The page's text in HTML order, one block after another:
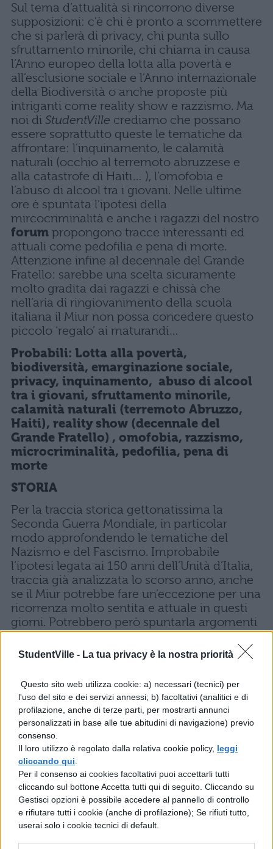
StudentVille - La tua privacy è la nostra priorità
Questo sito web utilizza cookie: a) necessari (tecnici) per
l'uso del sito e dei servizi annessi; b) facoltativi (analitici e di
profilazione, anche di terze parti, per mostrarti annunci
personalizzati in base alle tue abitudini di navigazione) previo
consenso.
Il loro utilizzo è regolato dalla relativa cookie policy, leggi
cliccando qui
Per il consenso ai cookies facoltativi puoi accettarli tutti
cliccando sul bottone Accetta tutti qui di seguito. Cliccando su
Gestisci opzioni è possibile accedere al pannello di controllo
e rifiutare tutti i cookie (anche di profilazione); Se rifiuti tutto,
userai solo i cookie tecnici di default.
Sul tema d’attualità si rincorrono diverse
supposizioni: c’è chi è pronto a scommettere
che si parlerà di privacy, chi punta sullo
sfruttamento minorile, chi chiama in causa
l’Anno europeo della lotta alla povertà e
all’esclusione sociale e l’Anno internazionale
della Biodiversità o anche proposte più
intriganti come reality show e razzismo. Ma
noi di StudentVille crediamo che possano
essere soprattutto queste le tematiche da
affrontare: l’inquinamento, le calamità
naturali (occhio al terremoto abruzzese e
alla catastrofe di Haiti… ), l’omofobia e
l’abuso di alcool tra i giovani. Nelle ultime
ore è spuntata l’ipotesi della
mircocriminalità e anche i ragazzi del nostro
forum propongono tracce interessanti ed
attuali come pedofilia e pena di morte.
Attenzione infine al decennale del Grande
Fratello: sarebbe una scelta sicuramente
molto gradita dai ragazzi e chissà che
nell’aria di ringiovanimento della scuola
italiana il Miur non possa concedere questo
piccolo ‘regalo’ ai maturandi…
Probabili: Lotta alla povertà,
biodiversità, emarginazione sociale,
privacy, inquinamento, abuso di alcool
tra i giovani, sfruttamento minorile,
calamità naturali (terremoto Abruzzo,
Haiti), reality show (decennale del
Grande Fratello) , omofobia, razzismo,
microcriminalità, pedofilia, pena di
morte
STORIA
Per la traccia storica gettonatissima la
Seconda Guerra Mondiale, in particolar
modo approfondendo le tematiche del
Nazismo e del Fascismo. Improbabile
l’ipotesi legata ai 150 anni dell’Unità d’Italia,
traccia già analizzata lo scorso anno, anche
se il Miur potrebbe fare un’eccezione per una
ricorrenza molto sentita e attuale in questi
giorni. Potrebbero però spuntarla argomenti
come la Rivoluzione Industriale o la
Rivoluzione Francese, magari incentrando il
tema sulla figura di Napoleone. Potrebbe
infine uscire una traccia incentrata sul
personaggio di Martin Luther King, facendo
quasi un parallelismo con Obama.
Probabili: Seconda Guerra Mondiale,
Nazismo, Fascismo, Rivoluzione
Industriale, Rivoluzione Francese, Unità
d’Italia, Napoleone, Martin Luther King.
Impossibile infine non riportare i rumors
sulla possibilità che venga scelto come
tracciaartisticail noto quadro‘Guernica’di